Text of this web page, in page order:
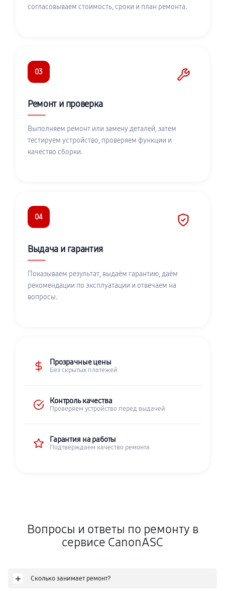
согласовываем стоимость, сроки и план ремонта.
03
Ремонт и проверка
Выполняем ремонт или замену деталей, затем
тестируем устройство, проверяем функции и
качество сборки.
04
Выдача и гарантия
Показываем результат, выдаём гарантию, даём
рекомендации по эксплуатации и отвечаем на
вопросы.
Прозрачные цены
Без скрытых платежей
Контроль качества
Проверяем устройство перед выдачей
Гарантия на работы
Подтверждаем качество ремонта
Вопросы и ответы по ремонту в
сервисе CanonASC
+ Сколько занимает ремонт?